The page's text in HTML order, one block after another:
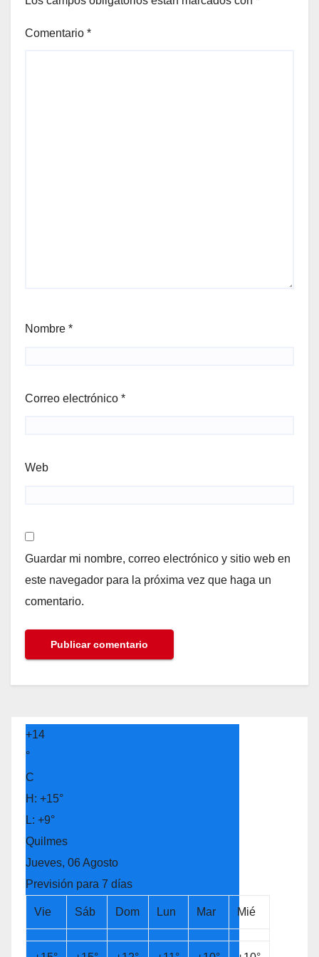
Comentario *
Nombre *
Correo electrónico *
Web
Guardar mi nombre, correo electrónico y sitio web en
este navegador para la próxima vez que haga un
comentario.
+14
°
C
H: +15°
L: +9°
Quilmes
Jueves, 06 Agosto
Previsión para 7 días
Vie Sáb Dom Lun Mar Mié